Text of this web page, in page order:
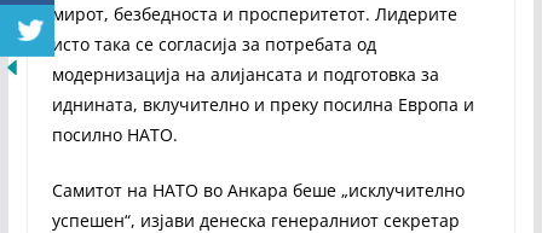
мирот, безбедноста и просперитетот. Лидерите
исто така се согласија за потребата од
модернизација на алијансата и подготовка за
иднината, вклучително и преку посилна Европа и
посилно НАТО.
Самитот на НАТО во Анкара беше „исклучително
успешен“, изјави денеска генералниот секретар